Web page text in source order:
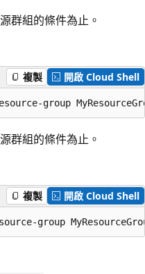
群組的條件為止。
複製 開啟 Cloud Shell
group
群組的條件為止。
複製 開啟 Cloud Shell
group